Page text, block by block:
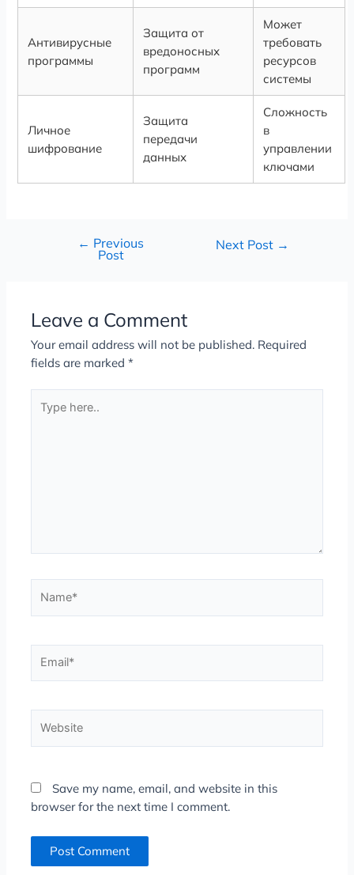
Антивирусные
программы
Защита от
вредоносных
программ
Может
требовать
ресурсов
системы
Личное
шифрование
Защита
передачи
данных
Сложность
в
управлении
ключами
← Previous
Post
Next Post →
Leave a Comment
Your email address will not be published. Required
fields are marked*
here..
Save my name, email, and website in this
browser for the next time I comment.